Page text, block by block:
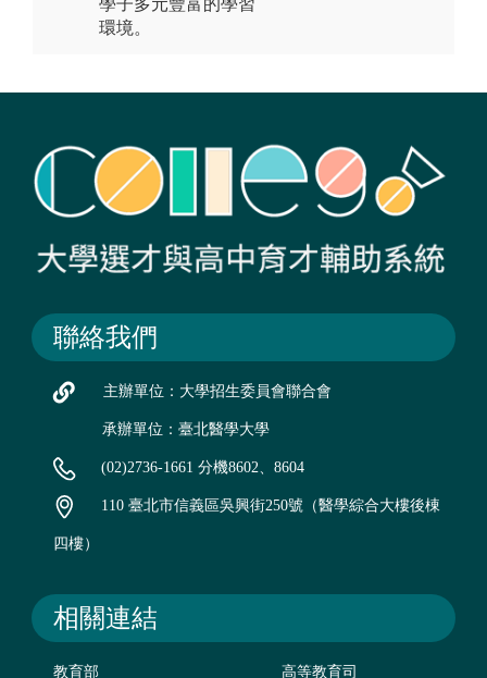
環境。
聯絡我們
主辦單位：大學招生委員會聯合會
承辦單位：臺北醫學大學
(02)2736-1661 分機8602、8604
110 臺北市信義區吳興街250號（醫學綜合大樓後棟
四樓）
相關連結
教育部 高等教育司